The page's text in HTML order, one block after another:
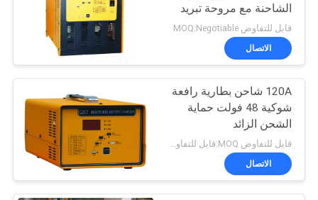
رافعة شوكية الاطارات
آلة الصحافة
49
الشاحنة مع مروحة تبريد
صامتة
قابل للتفاوض MOQ:Negotiable
الاتصال
120A شاحن بطارية رافعة
شوكية 48 فولت حماية
الشحن الزائد
الاتصال